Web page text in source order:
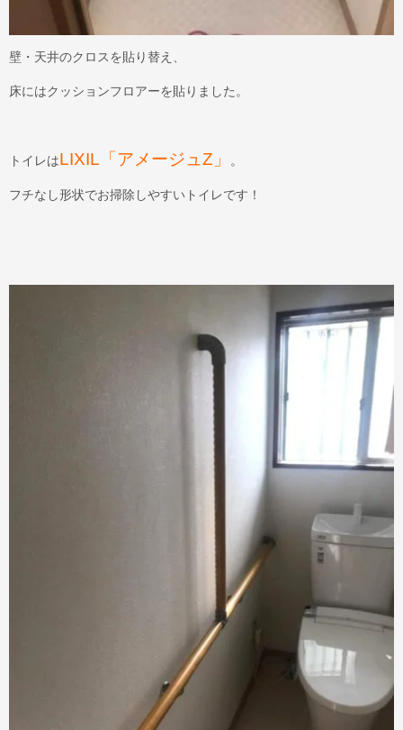
壁・天井のクロスを貼り替え、
床にはクッションフロアーを貼りました。
トイレはLIXIL「アメージュZ」 。
フチなし形状でお掃除しやすいトイレです！